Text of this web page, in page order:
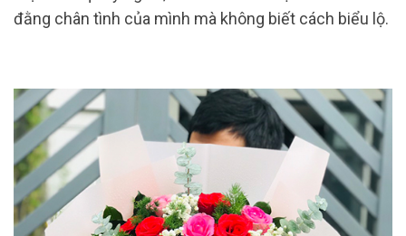
đằng chân tình của mình mà không biết cách biểu lộ.